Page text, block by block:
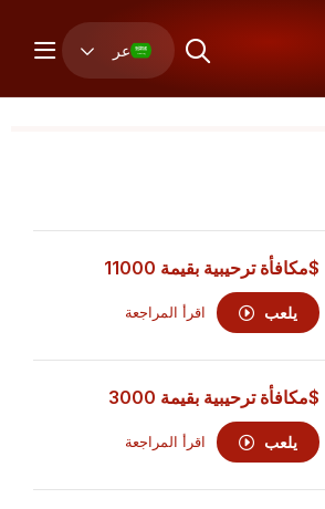
عر
$مكافأة ترحيبية بقيمة 11000
يلعب اقرأ المراجعة
$مكافأة ترحيبية بقيمة 3000
يلعب اقرأ المراجعة